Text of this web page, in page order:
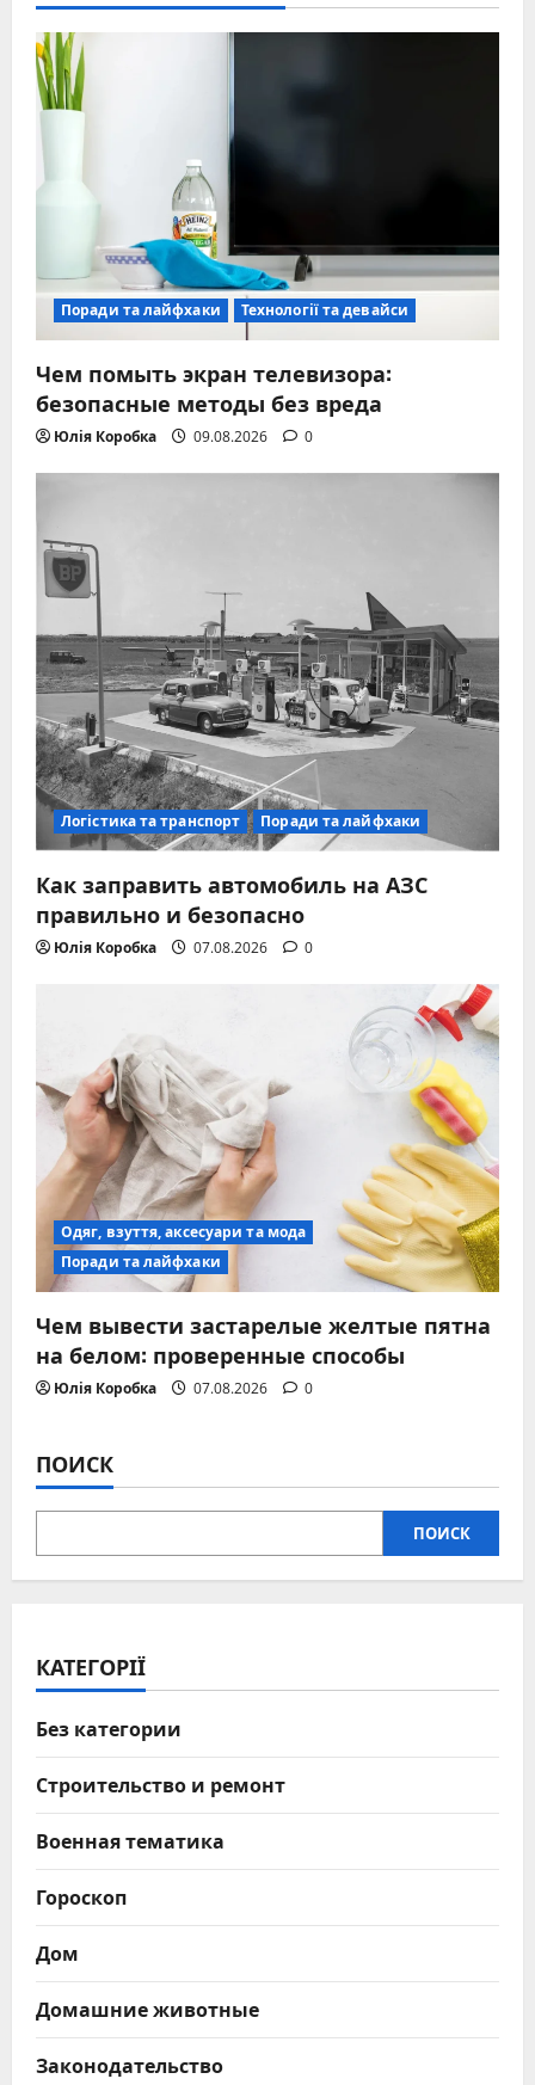
Поради та лайфхаки Технології та девайси
Чем помыть экран телевизора:
безопасные методы без вреда
Юлія Коробка 09.08.2026 0
Логістика та транспорт Поради та лайфхаки
Как заправить автомобиль на АЗС
правильно и безопасно
Юлія Коробка 07.08.2026 0
Одяг, взуття, аксесуари та мода
Поради та лайфхаки
Чем вывести застарелые желтые пятна
на белом: проверенные способы
Юлія Коробка 07.08.2026 0
ПОИСК
ПОИСК
КАТЕГОРІЇ
Без категории
Строительство и ремонт
Военная тематика
Гороскоп
Дом
Домашние животные
Законодательство